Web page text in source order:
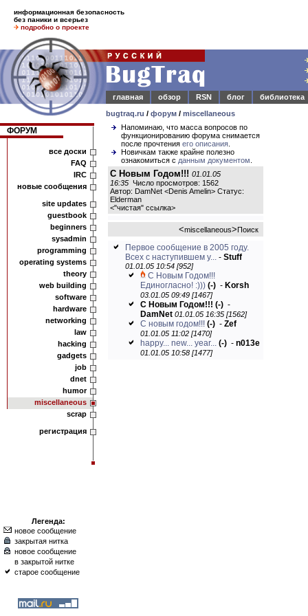
информационная безопасность
без паники и всерьез
подробно о проекте
главная обзор RSN блог
библиотека
bugtraq.ru / форум / miscellaneous
ФОРУМ
все доски
FAQ
IRC
новые сообщения
site updates
guestbook
beginners
sysadmin
programming
operating systems
theory
web building
software
hardware
networking
law
hacking
gadgets
job
dnet
humor
miscellaneous
scrap
регистрация
Легенда:
новое сообщение
закрытая нитка
новое сообщение
в закрытой нитке
старое сообщение
Напоминаю, что масса вопросов по
функционированию форума снимается
после прочтения его описания
Новичкам также крайне полезно
ознакомиться с данным документом
С Новым Годом!!! 01.01.05
16:35 Число просмотров: 1562
Автор: DamNet <Denis Amelin> Статус:
Elderman
<"чистая" ссылка>
<miscellaneous>Поиск
Первое сообщение в 2005 году.
Всех с наступившем у... - Stuff
01.01.05 10:54 [952]
С Новым Годом!!!
Единогласно! :))) (-) - Korsh
03.01.05 09:49 [1467]
С Новым Годом!!! (-) -
DamNet 01.01.05 16:35 [1562]
С новым годом!!! (-) - Zef
01.01.05 11:02 [1470]
happy... new... year... (-) - n013e
01.01.05 10:58 [1477]